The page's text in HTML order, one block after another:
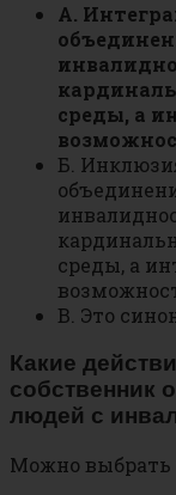
А.
среды, а
Б.
среды, а
В. Это
Какие
собственник
людей с
Можно выбрать